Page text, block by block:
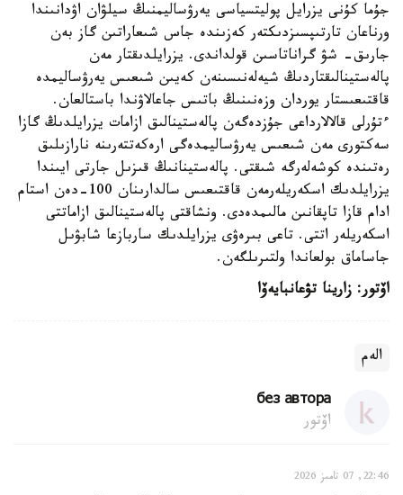
جۇما كۇنى يزرايل پوليتسياسى يەرۋساليمنىڭ سيلۋان اۋدانىندا
ورناعان تارتىپسىزدىكتەر كەزىندە جاس شىعاراتىن گاز بەن
جارىق- شۋ گراناتاسىن قولداندى. يزرايلدىقتار مەن
پالەستينالىقتاردىڭ شيەلەنىسىنەن كەيىن شىعىس يەرۋساليمدە
قاقتىعىستار يوردان وزەنىنىڭ باتىس جاعالاۋندا باستالعان.
ءتۇرلى قالالارداعى جۇزدەگەن پالەستينالىق ازامات يزرايلدىڭ گازا
سەكتورى مەن شىعىس يەرۋساليمدەگى ارەكەتتەرىنە نارازىلىق
رەتىندە كوشەلەرگە شىقتى. پالەستينانىڭ قىزىل جارتى ايىندا
يزرايلدىك اسكەريلەرمەن قاقتىعىس سالدارىنان 100-دەن استام
ادام قازا تاپقانىن مالىمدەدى. ونشاقتى پالەستينالىق ازاماتتى
اسكەريلەر اتتى. تاعى بىرەۋى يزرايلدىك ساربازعا شابۋىل
جاساماق بولعاندا ولتىرىلگەن.
اۆتور: زارينا تۋعانبايەۆا
الەم
без автора
اۆتور
22:46, 07 تامىز 2026